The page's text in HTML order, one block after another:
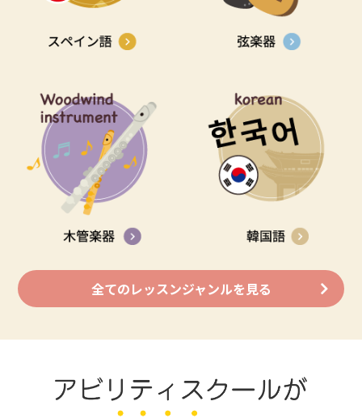
全てのレッスンジャンルを見る